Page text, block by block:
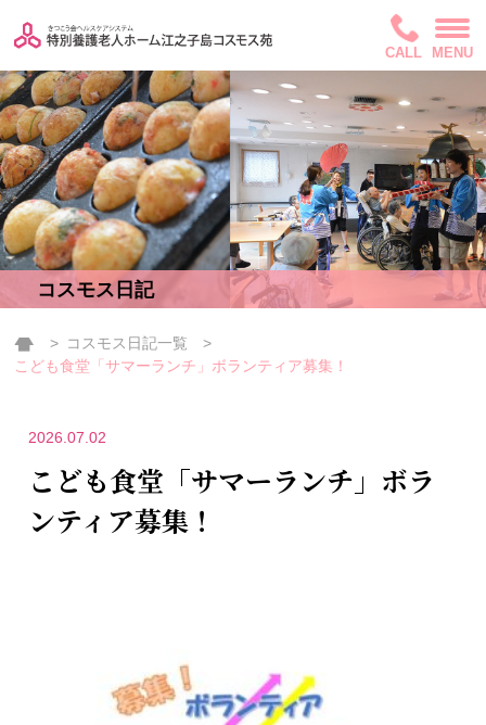
CALL MENU
コスモス日記
コスモス日記一覧
こども食堂「サマーランチ」ボランティア募集！
2026.07.02
こども食堂「サマーランチ」ボラ
ンティア募集！